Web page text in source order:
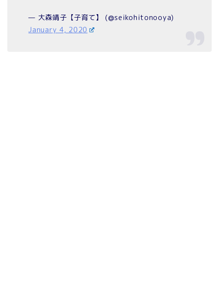
— 大森靖子【子育て】 (@seikohitonooya)
January 4, 2020